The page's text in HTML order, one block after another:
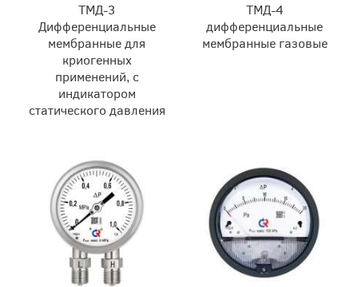
ТМД-3
Дифференциальные
мембранные для
криогенных
применений, с
индикатором
статического давления
ТМД-4
дифференциальные
мембранные газовые